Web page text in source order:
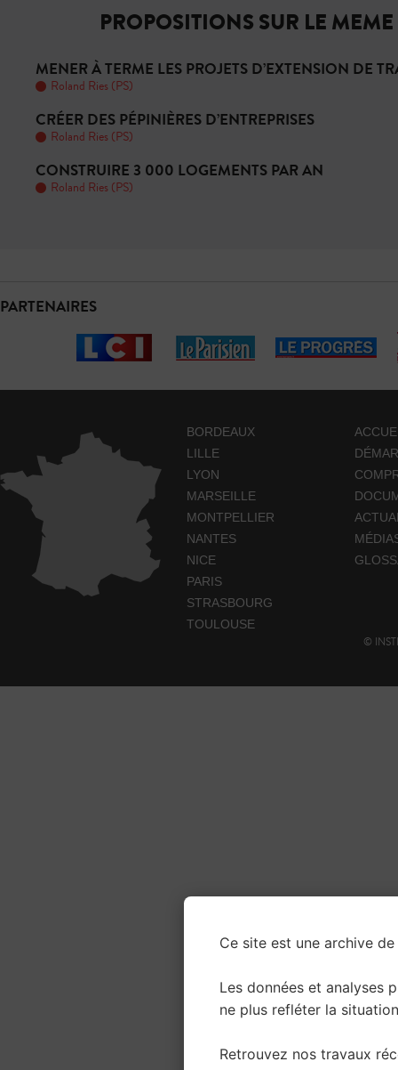
PROPOSITIONS SUR LE
MENER À TERME LES PROJETS D’EXTENSION DE
Roland Ries (PS)
CRÉER DES PÉPINIÈRES D’ENTREPRISES
Roland Ries (PS)
CONSTRUIRE 3 000 LOGEMENTS PAR AN
Roland Ries (PS)
PARTENAIRES
BORDEAUX
LILLE
LYON
MARSEILLE
MONTPELLIER
NANTES
NICE
PARIS
STRASBOURG
TOULOUSE
©
Ce site est une archive
Les données et analyses
ne plus refléter la
Retrouvez nos travaux